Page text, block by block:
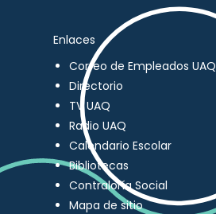
Enlaces
Correo de Empleados UAQ
Directorio
TV UAQ
Radio UAQ
Calendario Escolar
Bibliotecas
Contraloría Social
Mapa de sitio